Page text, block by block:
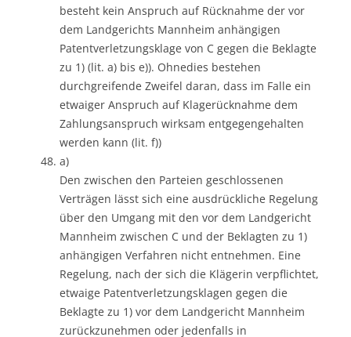
besteht kein Anspruch auf Rücknahme der vor
dem Landgerichts Mannheim anhängigen
Patentverletzungsklage von C gegen die Beklagte
zu 1) (lit. a) bis e)). Ohnedies bestehen
durchgreifende Zweifel daran, dass im Falle ein
etwaiger Anspruch auf Klagerücknahme dem
Zahlungsanspruch wirksam entgegengehalten
werden kann (lit. f))
a)
Den zwischen den Parteien geschlossenen
Verträgen lässt sich eine ausdrückliche Regelung
über den Umgang mit den vor dem Landgericht
Mannheim zwischen C und der Beklagten zu 1)
anhängigen Verfahren nicht entnehmen. Eine
Regelung, nach der sich die Klägerin verpflichtet,
etwaige Patentverletzungsklagen gegen die
Beklagte zu 1) vor dem Landgericht Mannheim
zurückzunehmen oder jedenfalls in